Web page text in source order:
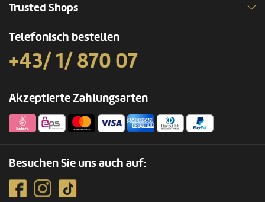
Trusted Shops
Telefonisch bestellen
+43/ 1/ 870 07
Akzeptierte Zahlungsarten
Besuchen Sie uns auch auf: